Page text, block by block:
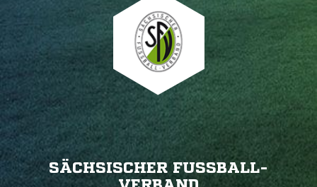
SÄCHSISCHER FUSSBALL-V